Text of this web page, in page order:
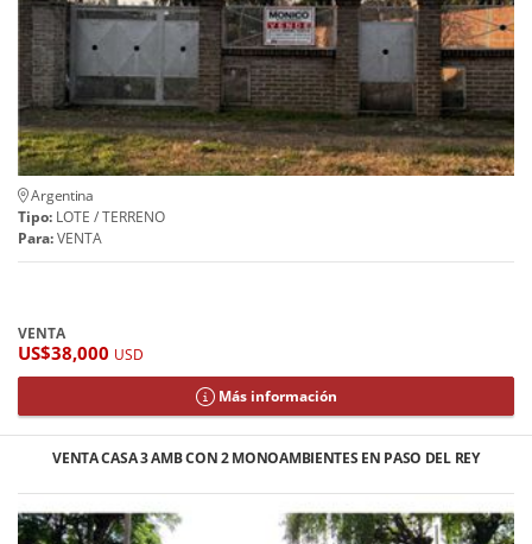
Argentina
Tipo: LOTE / TERRENO
Para:VENTA
VENTA
US$38,000 USD
Más información
VENTA CASA 3 AMB CON 2 MONOAMBIENTES EN PASO DEL REY